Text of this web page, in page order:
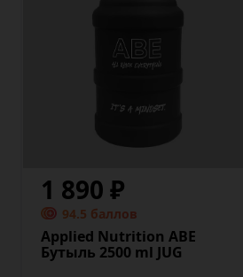
1 890 ₽
94.5 баллов
Applied Nutrition ABE
Бутыль 2500 ml JUG